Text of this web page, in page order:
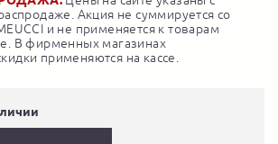
Акция не суммируется со
и не применяется к товарам
В фирменных магазинах
применяются на кассе.